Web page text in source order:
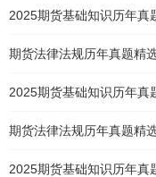
2025期货基础知识历年真
期货法律法规历年真题精
2025期货基础知识历年真
期货法律法规历年真题精
2025期货基础知识历年真